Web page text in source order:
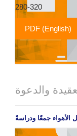
280-320
PDF (English)
والدعوة
جمعًا ودراسةً